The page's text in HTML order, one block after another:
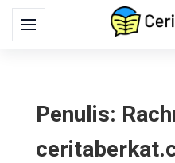
Menu
Penulis: